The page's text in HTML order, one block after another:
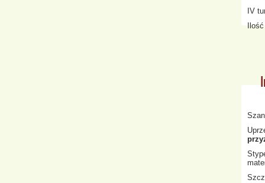
IV
Ilość